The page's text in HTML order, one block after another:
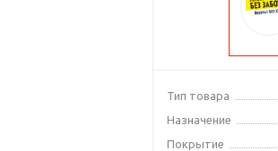
Тип товара
Назначение
Покрытие